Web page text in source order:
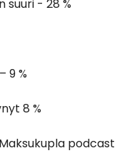
- 28 %
9 %
8 %
podcast